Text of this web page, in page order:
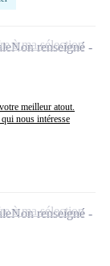
meilleur atout.
nous intéresse
Non renseigné
à ma sélection
Non renseigné
à ma sélection